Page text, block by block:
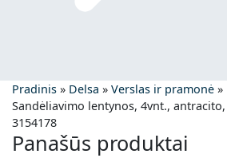
Pradinis » Delsa » Verslas ir pramonė »
Sandėliavimo lentynos, 4vnt.,
3154178
Panašūs produktai